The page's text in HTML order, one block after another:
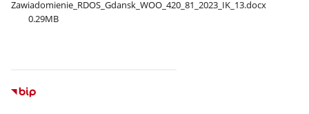
Zawiadomienie​_RDOS​_Gdansk​_WOO​_420​_81​_2023​_IK​_13.docx
0.29MB